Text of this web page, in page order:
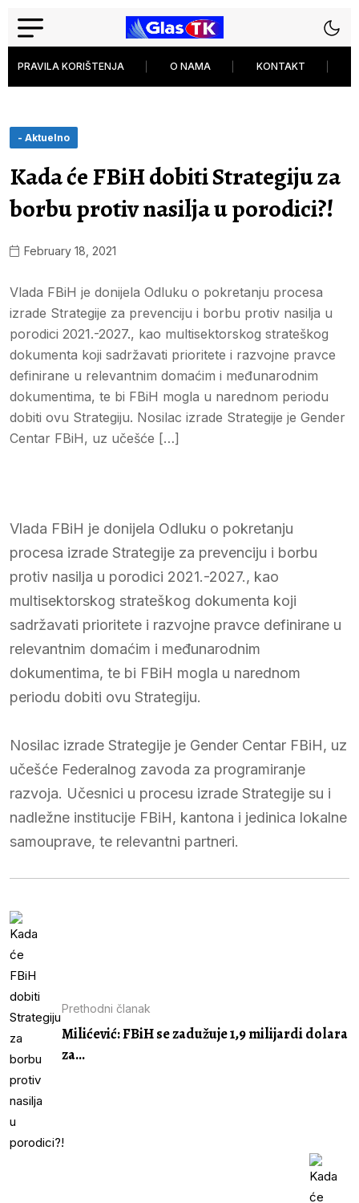
PRAVILA KORIŠTENJA O NAMA KONTAKT
- Aktuelno
Kada će FBiH dobiti Strategiju za
borbu protiv nasilja u porodici?!
February 18, 2021
Vlada FBiH je donijela Odluku o pokretanju procesa
izrade Strategije za prevenciju i borbu protiv nasilja u
porodici 2021.-2027., kao multisektorskog strateškog
dokumenta koji sadržavati prioritete i razvojne pravce
definirane u relevantnim domaćim i međunarodnim
dokumentima, te bi FBiH mogla u narednom periodu
dobiti ovu Strategiju. Nosilac izrade Strategije je Gender
Centar FBiH, uz učešće […]
Vlada FBiH je donijela Odluku o pokretanju
procesa izrade Strategije za prevenciju i borbu
protiv nasilja u porodici 2021.-2027., kao
multisektorskog strateškog dokumenta koji
sadržavati prioritete i razvojne pravce definirane u
relevantnim domaćim i međunarodnim
dokumentima, te bi FBiH mogla u narednom
periodu dobiti ovu Strategiju.
Nosilac izrade Strategije je Gender Centar FBiH, uz
učešće Federalnog zavoda za programiranje
razvoja. Učesnici u procesu izrade Strategije su i
nadležne institucije FBiH, kantona i jedinica lokalne
samouprave, te relevantni partneri.
Prethodni članak
Milićević: FBiH se zadužuje 1,9 milijardi dolara
za...